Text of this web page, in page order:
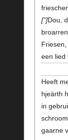
" Dou,
een lied
Heeft
hjeärth
in
gaarne